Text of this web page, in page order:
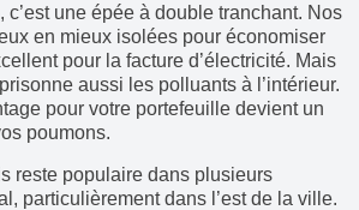
c’est une épée à double tranchant. Nos
en mieux isolées pour économiser
pour la facture d’électricité. Mais
aussi les polluants à l’intérieur.
pour votre portefeuille devient un
poumons.
reste populaire dans plusieurs
particulièrement dans l’est de la ville.